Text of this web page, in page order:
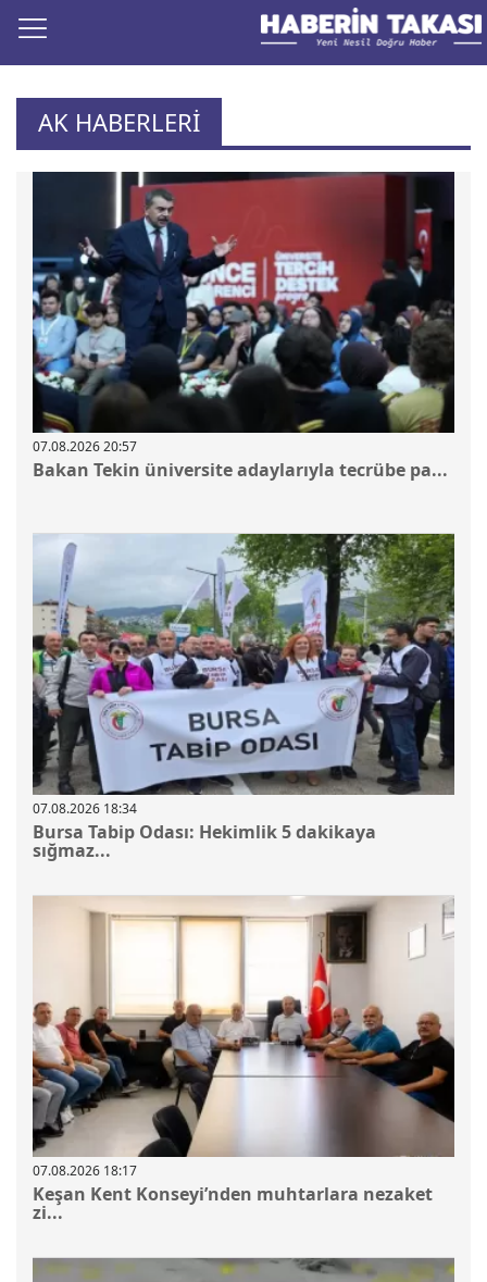
AK HABERLERİ
07.08.2026 20:57
Bakan Tekin üniversite adaylarıyla tecrübe pa...
07.08.2026 18:34
Bursa Tabip Odası: Hekimlik 5 dakikaya
sığmaz...
07.08.2026 18:17
Keşan Kent Konseyi’nden muhtarlara nezaket
zi...